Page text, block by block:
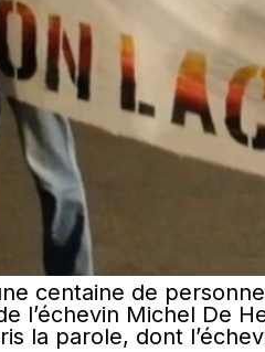
centaine de
l’échevin Michel De
la parole, dont